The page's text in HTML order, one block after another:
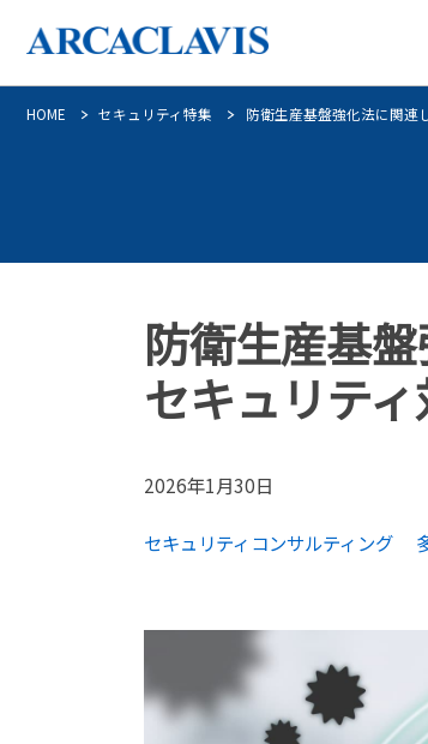
HOME セキュリティ特集 防衛生産基盤強化法に関連
防衛生産基
セキュリテ
2026年1月30日
セキュリティコンサルティング